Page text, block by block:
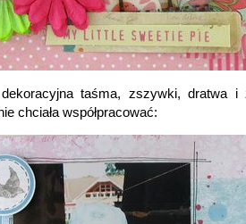
dekoracyjna taśma, zszywki, dratwa
chciała współpracować: